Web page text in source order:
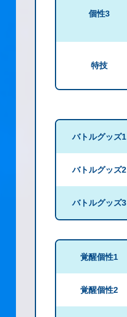
個性3
特技
バトルグッズ1
バトルグッズ2
バトルグッズ3
覚醒個性1
覚醒個性2